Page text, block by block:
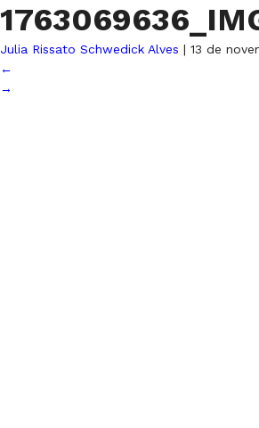
Julia Rissato Schwedick Alves | 13 de
←
→